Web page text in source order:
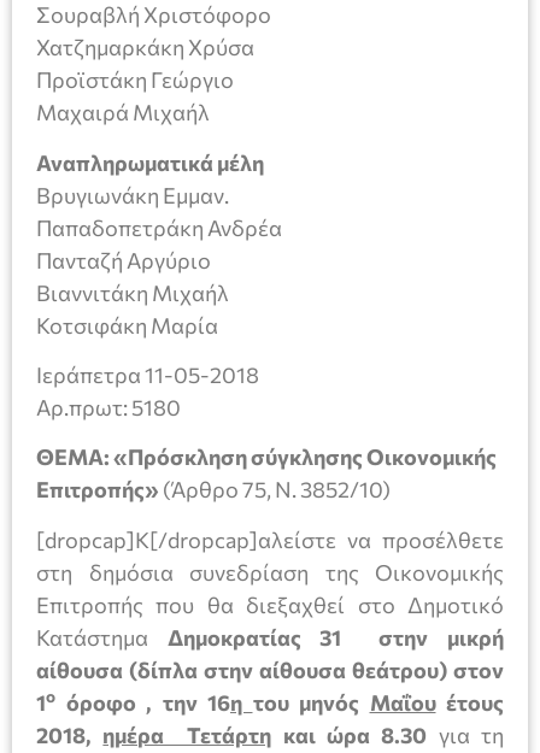
Σουραβλή Χριστόφορο
Χατζημαρκάκη Χρύσα
Προϊστάκη Γεώργιο
Μαχαιρά Μιχαήλ
Αναπληρωματικά μέλη
Βρυγιωνάκη Εμμαν.
Παπαδοπετράκη Ανδρέα
Πανταζή Αργύριο
Βιαννιτάκη Μιχαήλ
Κοτσιφάκη Μαρία
Ιεράπετρα 11-05-2018
Aρ.πρωτ: 5180
ΘΕΜΑ: «Πρόσκληση σύγκλησης Οικονομικής
Επιτροπής» (Άρθρο 75, Ν. 3852/10)
[dropcap]Κ[/dropcap]αλείστε να προσέλθετε
στη δημόσια συνεδρίαση της Οικονομικής
Επιτροπής που θα διεξαχθεί στο Δημοτικό
Κατάστημα Δημοκρατίας 31 στην μικρή
αίθουσα (δίπλα στην αίθουσα θεάτρου) στον
1ο όροφο , την 16η του μηνός Μαΐουέτους
2018, ημέρα Τετάρτη και ώρα 8.30 για τη